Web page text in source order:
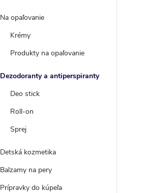
Na opaľovanie
Krémy
Produkty na opaľovanie
Dezodoranty a antiperspiranty
Deo stick
Roll-on
Sprej
Detská kozmetika
Balzamy na pery
Prípravky do kúpeľa